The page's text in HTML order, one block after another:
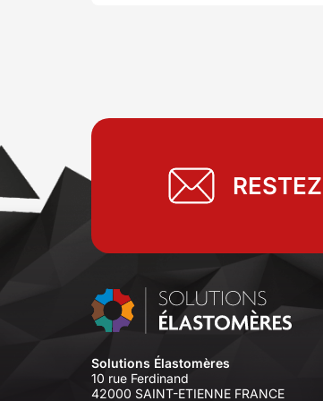
Solutions Élastomères
10 rue Ferdinand
42000 SAINT-ETIENNE FRANCE